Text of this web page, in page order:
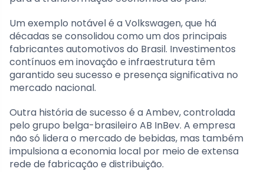
Um exemplo notável é a Volkswagen, que há
décadas se consolidou como um dos principais
fabricantes automotivos do Brasil. Investimentos
contínuos em inovação e infraestrutura têm
garantido seu sucesso e presença significativa no
mercado nacional.
Outra história de sucesso é a Ambev, controlada
pelo grupo belga-brasileiro AB InBev. A empresa
não só lidera o mercado de bebidas, mas também
impulsiona a economia local por meio de extensa
rede de fabricação e distribuição.